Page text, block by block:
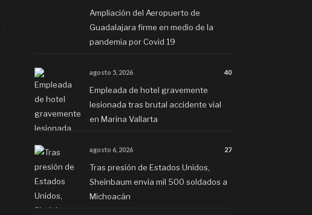
Ampliación del Aeropuerto de
Guadalajara firme en medio de la
pandemia por Covid 19
agosto 5, 2026 40
Empleada de hotel gravemente
lesionada tras brutal accidente vial
en Marina Vallarta
agosto 6, 2026 27
Tras presión de Estados Unidos,
Sheinbaum envía mil 500 soldados a
Michoacán